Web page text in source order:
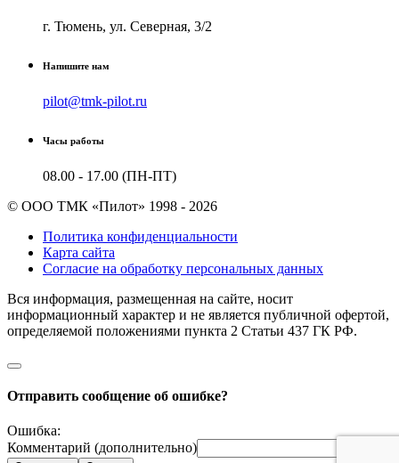
г. Тюмень, ул. Северная, 3/2
Напишите нам
pilot@tmk-pilot.ru
Часы работы
08.00 - 17.00 (ПН-ПТ)
© ООО ТМК «Пилот» 1998 - 2026
Политика конфиденциальности
Карта сайта
Согласие на обработку персональных данных
Вся информация, размещенная на сайте, носит
информационный характер и не является публичной офертой,
определяемой положениями пункта 2 Cтатьи 437 ГК РФ.
Отправить сообщение об ошибке?
Ошибка:
Комментарий (дополнительно)